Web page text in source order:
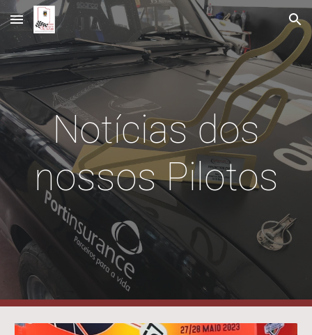
Skip to main content Skip to navigation
Notícias dos
nossos Pilotos